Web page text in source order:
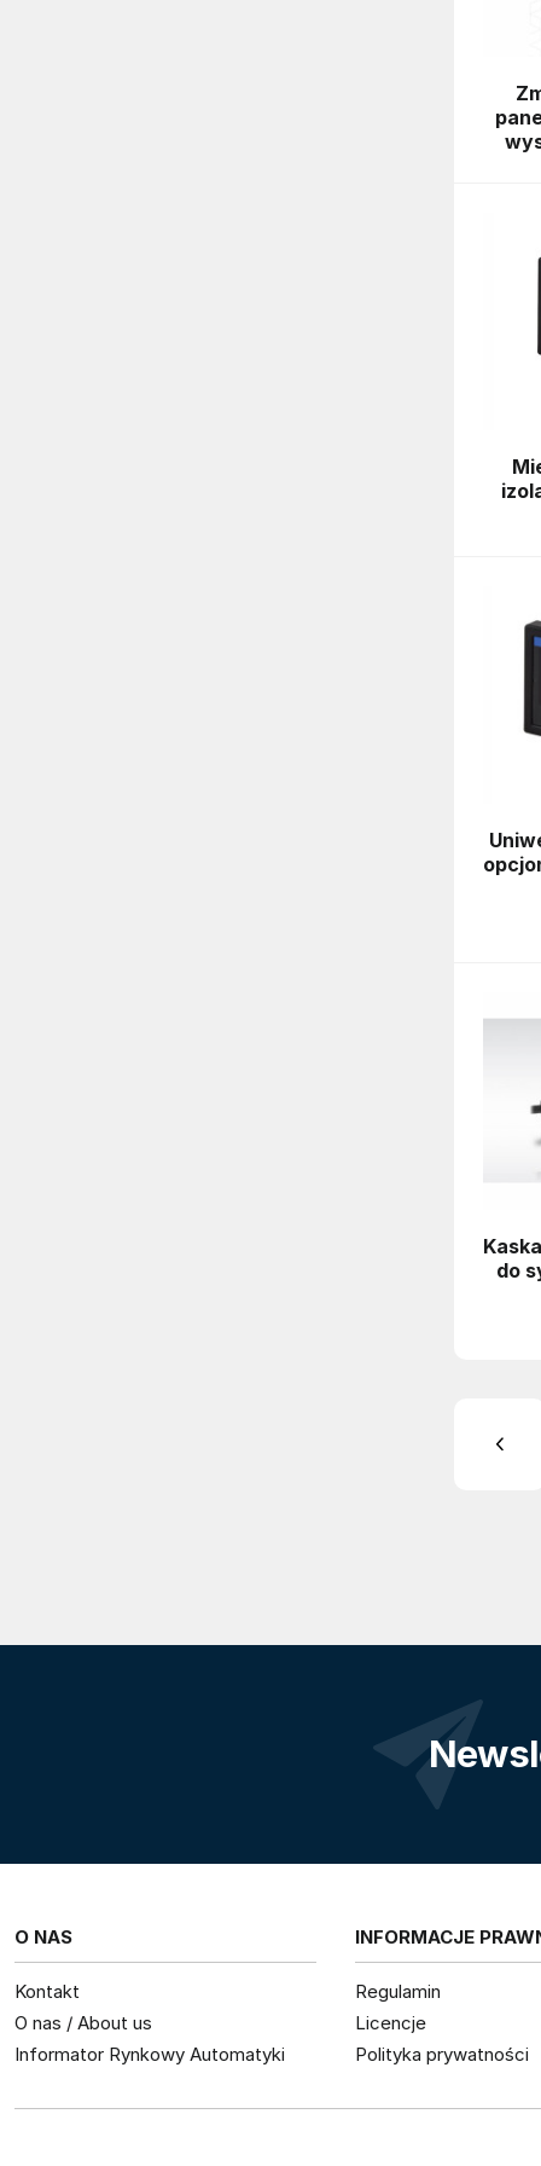
do
O NAS
Kontakt
O nas / About us
Informator Rynkowy Automatyki
INFORMACJE
Regulamin
Licencje
Polityka prywatności